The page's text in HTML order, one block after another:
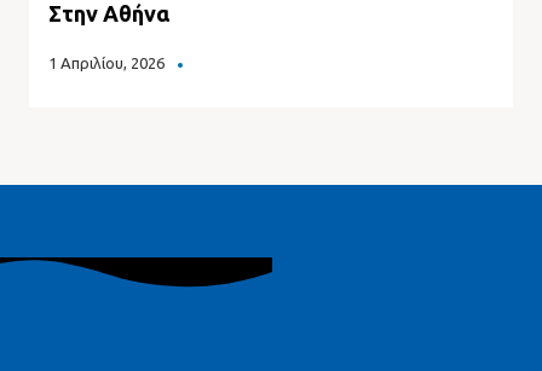
Στην Αθήνα
1 Απριλίου, 2026